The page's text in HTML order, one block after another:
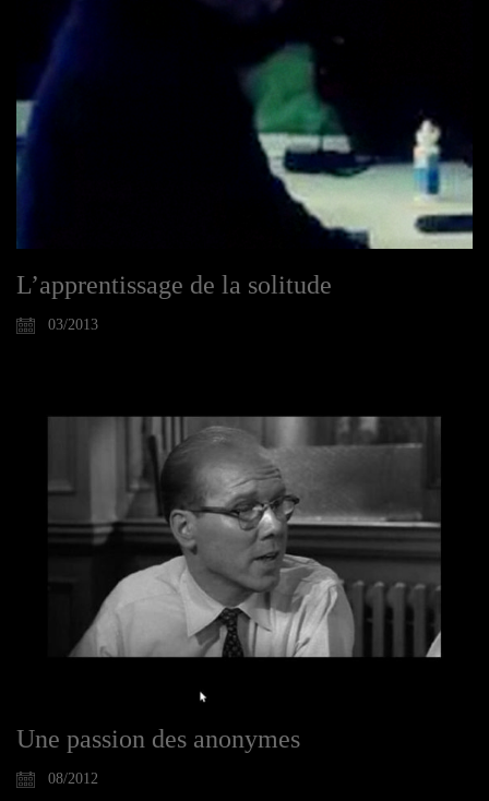
L’apprentissage de la solitude
03/2013
Une passion des anonymes
08/2012